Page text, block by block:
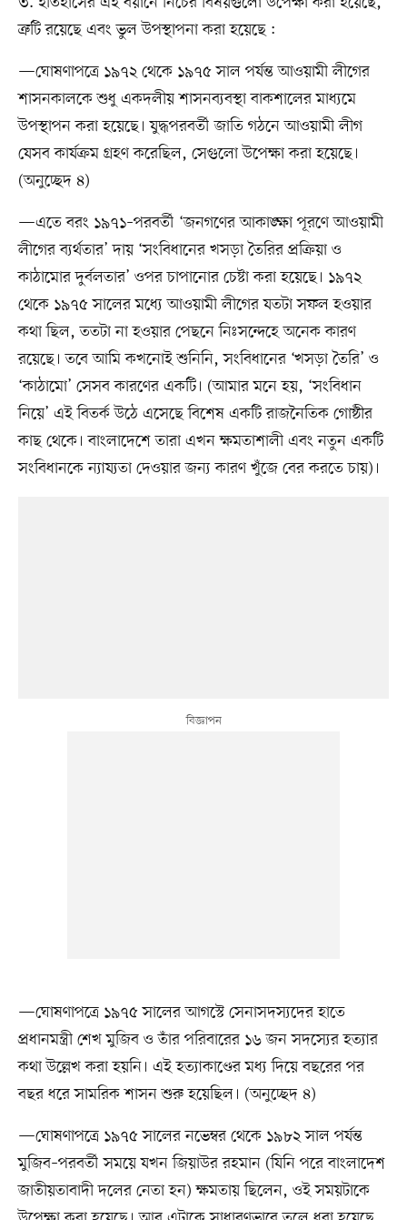
ত্রুটি রয়েছে এবং ভুল উপস্থাপনা করা হয়েছে :
—ঘোষণাপত্রে ১৯৭২ থেকে ১৯৭৫ সাল পর্যন্ত আওয়ামী লীগের
শাসনকালকে শুধু একদলীয় শাসনব্যবস্থা বাকশালের মাধ্যমে
উপস্থাপন করা হয়েছে। যুদ্ধপরবর্তী জাতি গঠনে আওয়ামী লীগ
যেসব কার্যক্রম গ্রহণ করেছিল, সেগুলো উপেক্ষা করা হয়েছে।
(অনুচ্ছেদ ৪)
—এতে বরং ১৯৭১–পরবর্তী ‘জনগণের আকাঙ্ক্ষা পূরণে আওয়ামী
লীগের ব্যর্থতার’ দায় ‘সংবিধানের খসড়া তৈরির প্রক্রিয়া ও
কাঠামোর দুর্বলতার’ ওপর চাপানোর চেষ্টা করা হয়েছে। ১৯৭২
থেকে ১৯৭৫ সালের মধ্যে আওয়ামী লীগের যতটা সফল হওয়ার
কথা ছিল, ততটা না হওয়ার পেছনে নিঃসন্দেহে অনেক কারণ
রয়েছে। তবে আমি কখনোই শুনিনি, সংবিধানের ‘খসড়া তৈরি’ ও
‘কাঠামো’ সেসব কারণের একটি। (আমার মনে হয়, ‘সংবিধান
নিয়ে’ এই বিতর্ক উঠে এসেছে বিশেষ একটি রাজনৈতিক গোষ্ঠীর
কাছ থেকে। বাংলাদেশে তারা এখন ক্ষমতাশালী এবং নতুন একটি
সংবিধানকে ন্যায্যতা দেওয়ার জন্য কারণ খুঁজে বের করতে চায়)।
—ঘোষণাপত্রে ১৯৭৫ সালের আগস্টে সেনাসদস্যদের হাতে
প্রধানমন্ত্রী শেখ মুজিব ও তাঁর পরিবারের ১৬ জন সদস্যের হত্যার
কথা উল্লেখ করা হয়নি। এই হত্যাকাণ্ডের মধ্য দিয়ে বছরের পর
বছর ধরে সামরিক শাসন শুরু হয়েছিল। (অনুচ্ছেদ ৪)
—ঘোষণাপত্রে ১৯৭৫ সালের নভেম্বর থেকে ১৯৮২ সাল পর্যন্ত
মুজিব–পরবর্তী সময়ে যখন জিয়াউর রহমান (যিনি পরে বাংলাদেশ
জাতীয়তাবাদী দলের নেতা হন) ক্ষমতায় ছিলেন, ওই সময়টাকে